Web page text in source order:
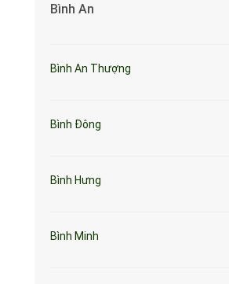
Bình An
Bình An Thượng
Bình Đông
Bình Hưng
Bình Minh